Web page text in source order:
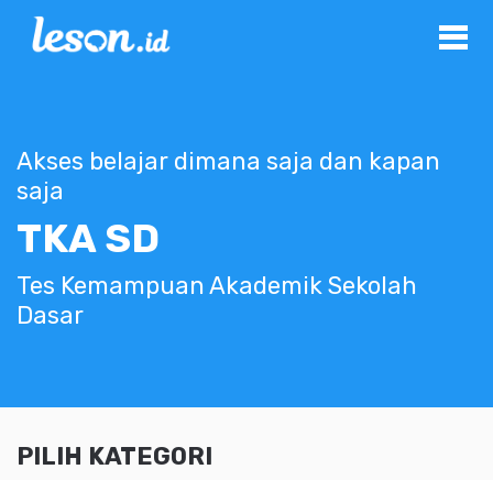
Akses belajar dimana saja dan kapan
saja
TKA SD
Tes Kemampuan Akademik Sekolah
Dasar
PILIH KATEGORI